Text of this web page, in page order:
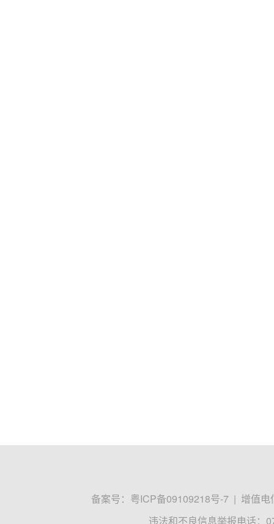
备案号： 粤ICP备09109218号-7 | 增值电
违法和不良信息举报电话：